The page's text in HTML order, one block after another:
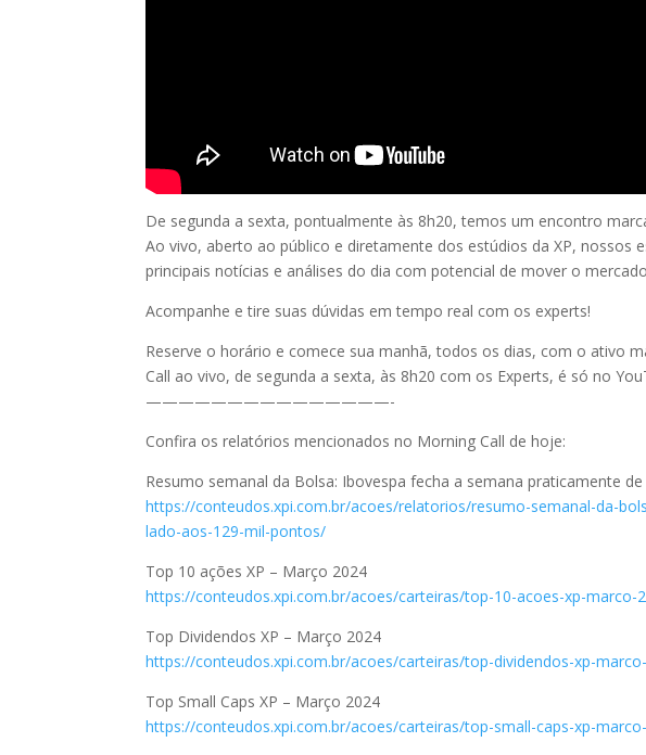
De segunda a sexta, pontualmente às 8h20, temos um encontro
Ao vivo, aberto ao público e diretamente dos estúdios da XP, nossos
principais notícias e análises do dia com potencial de mover o
Acompanhe e tire suas dúvidas em tempo real com os experts!
Reserve o horário e comece sua manhã, todos os dias, com o ativo
Call ao vivo, de segunda a sexta, às 8h20 com os Experts, é só no
———————————————-
Confira os relatórios mencionados no Morning Call de hoje:
Resumo semanal da Bolsa: Ibovespa fecha a semana praticamente
https://conteudos.xpi.com.br/acoes/relatorios/resumo-semanal-da-
lado-aos-129-mil-pontos/
Top 10 ações XP – Março 2024
https://conteudos.xpi.com.br/acoes/carteiras/top-10-acoes-xp-marco-
Top Dividendos XP – Março 2024
https://conteudos.xpi.com.br/acoes/carteiras/top-dividendos-xp-
Top Small Caps XP – Março 2024
https://conteudos.xpi.com.br/acoes/carteiras/top-small-caps-xp-